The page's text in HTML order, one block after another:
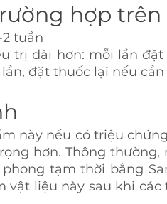
hợp trên
tuần
trị dài hơn: mỗi lần đặt
đặt thuốc lại nếu
này nếu có triệu
hơn. Thông
tạm thời bằng
vật liệu này sau khi